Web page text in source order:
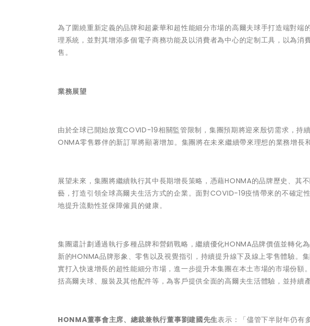
為了圍繞重新定義的品牌和超豪華和超性能細分市場的高爾夫球手打造端對端
理系統，並對其增添多個電子商務功能及以消費者為中心的定制工具，以為消
售。
業務展望
由於全球已開始放寬COVID-19相關監管限制，集團預期將迎來殷切需求，持
ONMA零售夥伴的新訂單將顯著增加。集團將在未來繼續帶來理想的業務增長和
展望未來，集團將繼續執行其中長期增長策略，憑藉HONMA的品牌歷史、其
藝，打造引領全球高爾夫生活方式的企業。面對COVID-19疫情帶來的不確定
地提升流動性並保障僱員的健康。
集團還計劃通過執行多種品牌和營銷戰略，繼續優化HONMA品牌價值並轉化
新的HONMA品牌形象、零售以及視覺指引，持續提升線下及線上零售體驗。
實打入快速增長的超性能細分市場，進一步提升本集團在本土市場的市場份額
括高爾夫球、服裝及其他配件等，為客戶提供全面的高爾夫生活體驗，並持續
HONMA董事會主席、總裁兼執行董事劉建國先生表示：「儘管下半財年仍有